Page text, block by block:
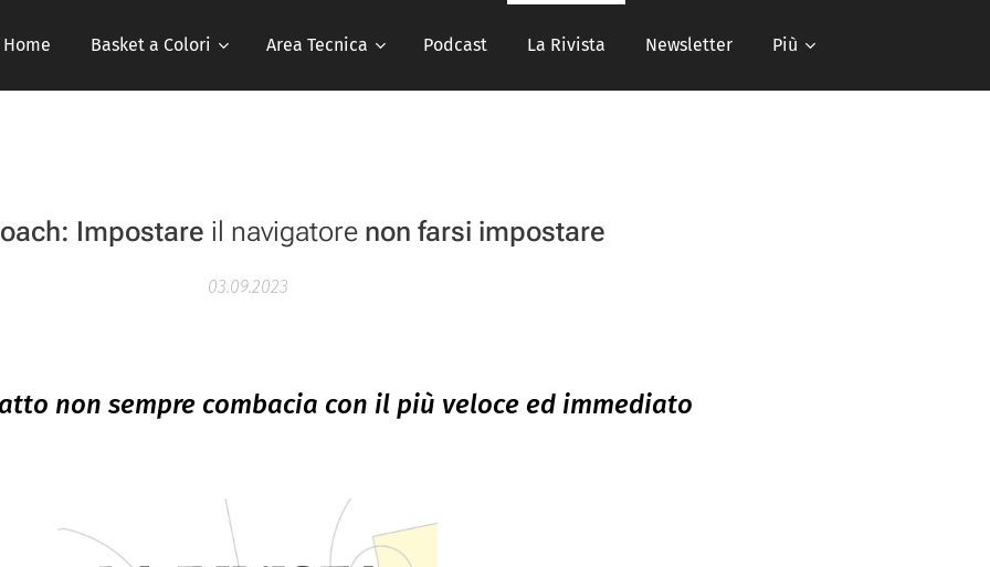
Home Basket a Colori Area Tecnica Podcast La Rivista Newsletter Più
Impostare il navigatore non farsi impostare
03.09.2023
non sempre combacia con il più veloce ed immediato